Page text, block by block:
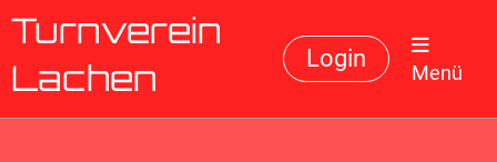
Turnverein
Lachen
Login
Menü